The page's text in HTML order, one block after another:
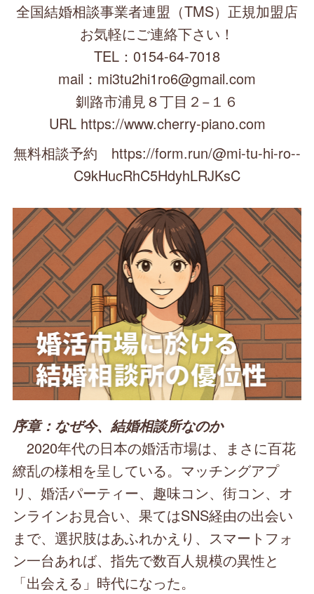
全国結婚相談事業者連盟（TMS）正規加盟店
お気軽にご連絡下さい！
TEL：0154-64-7018
mail：mi3tu2hi1ro6@gmail.com
釧路市浦見８丁目２−１６
URL https://www.cherry-piano.com
無料相談予約 https://form.run/@mi-tu-hi-ro--
C9kHucRhC5HdyhLRJKsC
序章：なぜ今、結婚相談所なのか
2020年代の日本の婚活市場は、まさに百花
繚乱の様相を呈している。マッチングアプ
リ、婚活パーティー、趣味コン、街コン、オ
ンラインお見合い、果てはSNS経由の出会い
まで、選択肢はあふれかえり、スマートフォ
ン一台あれば、指先で数百人規模の異性と
「出会える」時代になった。